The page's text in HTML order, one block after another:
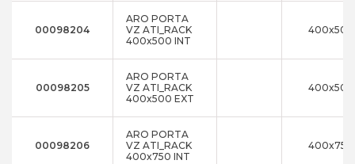
00098204
ARO PORTA
VZ ATI_RACK
400x500 INT
400x500
00098205
ARO PORTA
VZ ATI_RACK
400x500 EXT
400x500
00098206
ARO PORTA
VZ ATI_RACK
400x750 INT
400x750